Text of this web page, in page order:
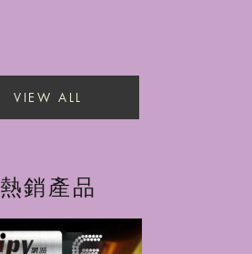
VIEW ALL
熱銷產品